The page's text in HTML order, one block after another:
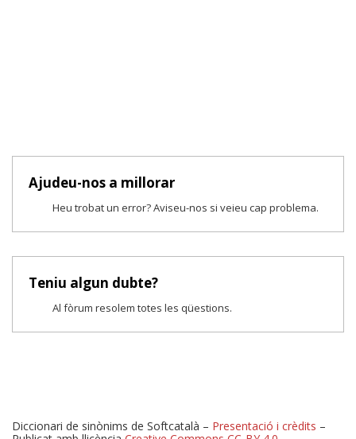
Ajudeu-nos a millorar
Heu trobat un error? Aviseu-nos si veieu cap problema.
Teniu algun dubte?
Al fòrum resolem totes les qüestions.
Diccionari de sinònims de Softcatalà – Presentació i crèdits –